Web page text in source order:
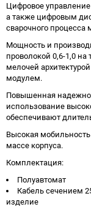
Цифровое
а также цифровым
сварочного процесса
Мощность и
проволокой 0,6-1,0
мелочей
модулем.
Повышенная
использование
обеспечивают
Высокая
массе корпуса.
Комплектация:
Полуавтомат
Кабель сечением
изделие